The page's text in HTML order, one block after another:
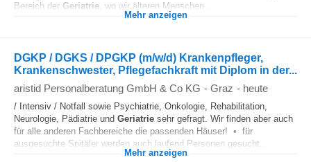
Bereich der Geriatrie , wo wir älteren Menschen...
Mehr anzeigen
DGKP / DGKS / DPGKP (m/w/d) Krankenpfleger,
Krankenschwester, Pflegefachkraft mit Diplom in der...
aristid Personalberatung GmbH & Co KG - Graz - heute
/ Intensiv / Notfall sowie Psychiatrie, Onkologie, Rehabilitation,
Neurologie, Pädiatrie und Geriatrie sehr gefragt. Wir finden aber auch
für alle anderen Fachbereiche die passenden Häuser! • für
ausgesuchte Spitäler werden auch laufend Personen gesucht...
Mehr anzeigen